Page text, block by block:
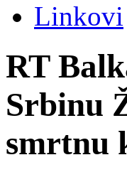
Linkovi
RT
Srbinu
smrtnu